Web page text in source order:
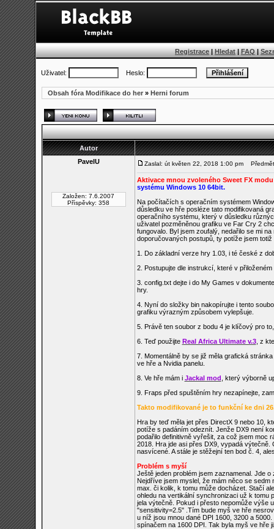
Registrace|Hledat|FAQ|
Uživatel: Heslo:
Obsah fóra Modifikace do her» Herni forum
Autor
PavelU
Založen: 7.6.2007
Příspěvky: 358
Zaslal: út květen 22, 2018 1:00 pm
Aktivace mnou zvoleného Sweet FX modu
systému Windows 10 64bit.
Na počítačích s operačním systémem
důsledku ve hře posléze tato modifikovaná
operačního systému, který v důsledku
uživatel pozměněnou grafiku ve Far Cry 2
fungovalo. Byl jsem zoufalý, nedařilo se mi
doporučovaných postupů, ty potíže jsem
1. Do základní verze hry 1.03, i té české z
2. Postupujte dle instrukcí, které v přiloženém
3. config.txt dejte i do My Games v
hry.
4. Nyní do složky bin nakopírujte i tento
grafiku výrazným způsobem vylepšuje.
5. Právě ten soubor z bodu 4 je klíčový pro
6. Teď použijte Real Africa Ultimate v.3, z
7. Momentálně by se již měla grafická
ve hře a Nvidia panelu.
8. Ve hře mám i Jackal mod , který výborně
9. Fraps před spuštěním hry nezapínejte,
Takto modifikované je to funkční ke dni
Hra by teď měla jet přes DirectX 9 nebo 10,
potíže s padáním odeznít. Jenže DX9 není
podařilo definitivně vyřešit, za což jsem moc
2018. Hra jde asi přes DX9, vypadá
nasvícené. A stále je stěžejní ten bod č. 4,
Problém s myší
Ještě jeden problém jsem zaznamenal. Jde
Nejdříve jsem myslel, že mám něco se
max. či kolik, k tomu může docházet. Stačí
ohledu na vertikální synchronizaci už k tomu
jela výtečně. Pokud i přesto nepomůže výše
"sensitivity=2.5" .Tím bude myš ve hře
u níž jsou mnou dané DPI 1600, 3200 a
spínačem na 1600 DPI. Tak byla myš ve hře